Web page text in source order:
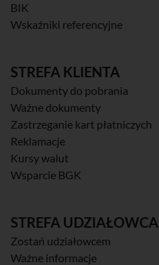
BIK
Wskaźniki referencyjne
STREFA KLIENTA
Dokumenty do pobrania
Ważne dokumenty
Zastrzeganie kart płatniczych
Reklamacje
Kursy walut
Wsparcie BGK
STREFA UDZIAŁOWCA
Zostań udziałowcem
Ważne informacje